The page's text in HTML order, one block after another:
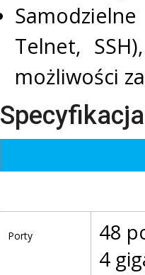
Telnet,
możliwości
Porty
48
4